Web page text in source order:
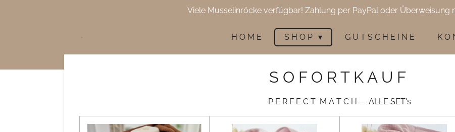
Viele Musselinröcke verfügbar! Zahlung per PayPal oder Überweisung
H O M E S H O P G U T S C H E I N E K O
S O F O R T K A U F
P E R F E C T M A T C H - ALLE SET's